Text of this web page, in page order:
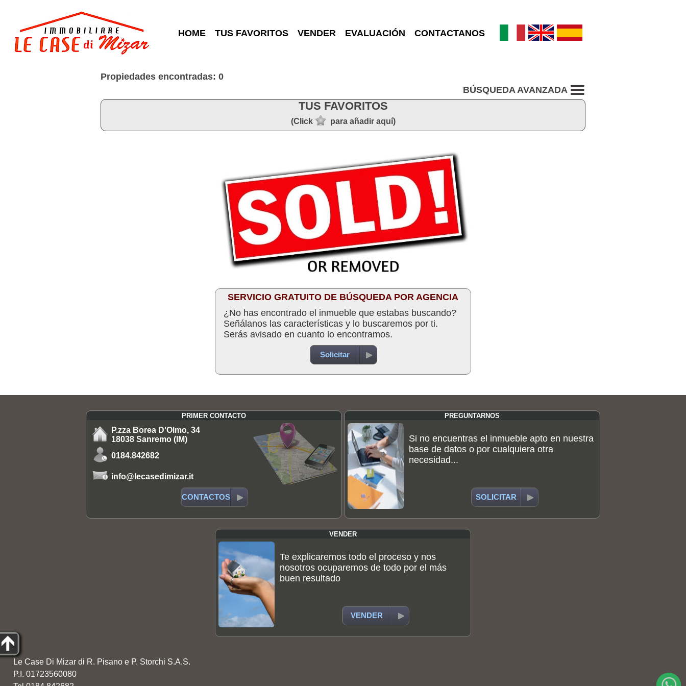
HOME TUS FAVORITOS VENDER EVALUACIÓN CONTACTANOS
Propiedades encontradas: 0
BÚSQUEDA AVANZADA
TUS FAVORITOS
(Click para añadir aquí)
SERVICIO GRATUITO DE BÚSQUEDA POR AGENCIA
¿No has encontrado el inmueble que estabas buscando?
Señálanos las características y lo buscaremos por ti.
Serás avisado en cuanto lo encontramos.
Solicitar
PRIMER CONTACTO
P.zza Borea D'Olmo, 34
18038 Sanremo (IM)
0184.842682
info@lecasedimizar.it
CONTACTOS
PREGUNTARNOS
Si no encuentras el inmueble apto en nuestra
base de datos o por cualquiera otra
necesidad...
SOLICITAR
VENDER
Te explicaremos todo el proceso y nos
nosotros ocuparemos de todo por el más
buen resultado
VENDER
Le Case Di Mizar di R. Pisano e P. Storchi S.A.S.
P.I. 01723560080